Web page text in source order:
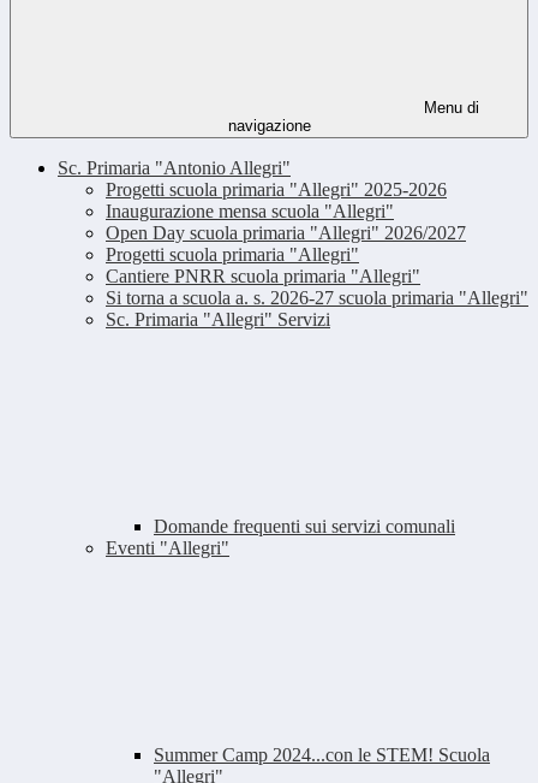
Menu di
navigazione
Sc. Primaria "Antonio Allegri"
Progetti scuola primaria "Allegri" 2025-2026
Inaugurazione mensa scuola "Allegri"
Open Day scuola primaria "Allegri" 2026/2027
Progetti scuola primaria "Allegri"
Cantiere PNRR scuola primaria "Allegri"
Si torna a scuola a. s. 2026-27 scuola primaria "Allegri"
Sc. Primaria "Allegri" Servizi
Domande frequenti sui servizi comunali
Eventi "Allegri"
Summer Camp 2024...con le STEM! Scuola
"Allegri"